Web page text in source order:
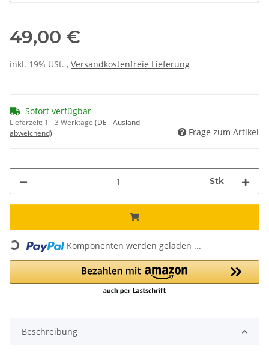
49,00 €
inkl. 19% USt. , Versandkostenfreie Lieferung
Sofort verfügbar
Lieferzeit: 1 - 3 Werktage (DE - Ausland
abweichend)
Frage zum Artikel
Stk
Loading... Komponenten werden geladen ...
Beschreibung